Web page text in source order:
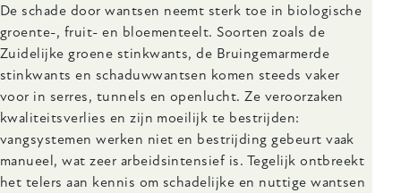
Body
De schade door wantsen neemt sterk toe in biologische
groente-, fruit- en bloementeelt. Soorten zoals de
Zuidelijke groene stinkwants, de Bruingemarmerde
stinkwants en schaduwwantsen komen steeds vaker
voor in serres, tunnels en openlucht. Ze veroorzaken
kwaliteitsverlies en zijn moeilijk te bestrijden:
vangsystemen werken niet en bestrijding gebeurt vaak
manueel, wat zeer arbeidsintensief is. Tegelijk ontbreekt
het telers aan kennis om schadelijke en nuttige wantsen